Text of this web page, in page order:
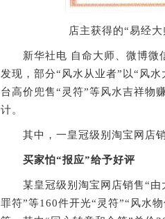
店主获得的“易经
新华社电 自命大师、微博微
发现，部分“风水从业者”以“风
台高价兜售“灵符”等风水吉祥物
计。
其中，一皇冠级别淘宝网店销
买家怕“报应”给予好评
某皇冠级别淘宝网店销售“由
罪符”等160件开光“灵符”“风水